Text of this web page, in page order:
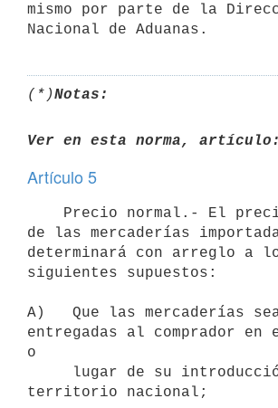
mismo por parte de la
(*)Notas:
Ver en esta norma, artículo:
Artículo 5
de las mercaderías
determinará con arreglo a
siguientes supuestos:
A)   Que las mercaderías
entregadas al comprador en
o
territorio nacional;